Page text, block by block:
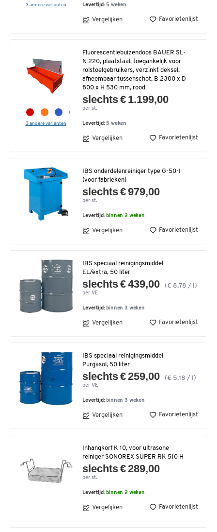
3 andere varianten Levertijd: 5 weken
Vergelijken Favorietenlijst
3 andere varianten
Fluorescentiebuizendoos BAUER SL-
N 220, plaatstaal, toegankelijk voor
rolstoelgebruikers, verzinkt deksel,
afneembaar tussenschot, B 2300 x D
800 x H 530 mm, rood
slechts € 1.199,00
per st.
Levertijd: 5 weken
Vergelijken Favorietenlijst
IBS onderdelenreiniger type G-50-I
(voor fabrieken)
slechts € 979,00
per st.
Levertijd: binnen 2 weken
Vergelijken Favorietenlijst
IBS speciaal reinigingsmiddel
EL/extra, 50 liter
slechts € 439,00 (€ 8,78 / l)
per VE
Levertijd: binnen 3 weken
Vergelijken Favorietenlijst
IBS speciaal reinigingsmiddel
Purgasol, 50 liter
slechts € 259,00 (€ 5,18 / l)
per VE
Levertijd: binnen 3 weken
Vergelijken Favorietenlijst
Inhangkorf K 10, voor ultrasone
reiniger SONOREX SUPER RK 510 H
slechts € 289,00
per st.
Levertijd: binnen 2 weken
Vergelijken Favorietenlijst